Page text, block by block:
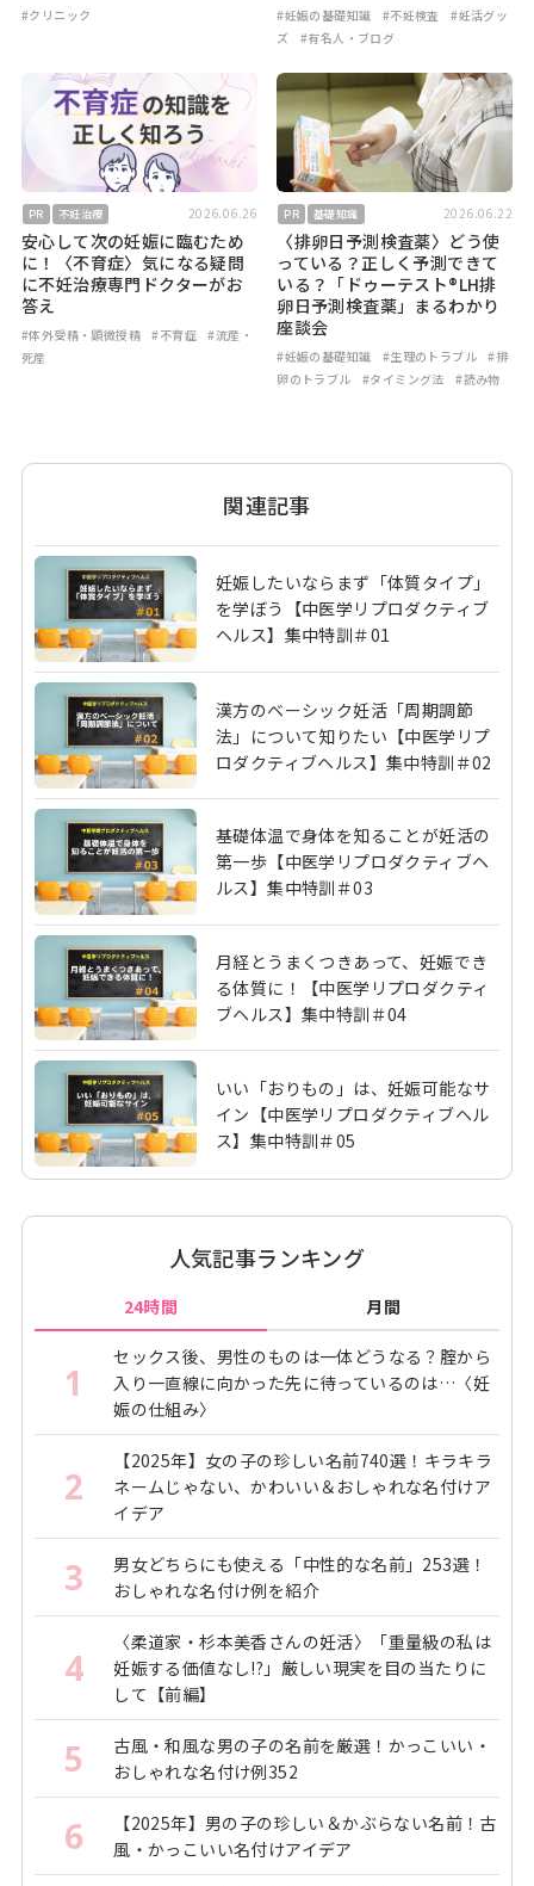
#クリニック #妊娠の基礎知識 #不妊検査
#妊活グッ
ズ
#有名人・ブログ
PR 不妊治療 2026.06.26
安心して次の妊娠に臨むため
に！〈不育症〉気になる疑問
に不妊治療専門ドクターがお
答え
#体外受精・顕微授精 #不育症
#流産・
死産
PR 基礎知識 2026.06.22
〈排卵日予測検査薬〉どう使
っている？正しく予測できて
いる？「ドゥーテスト®LH排
卵日予測検査薬」まるわかり
座談会
#妊娠の基礎知識 #生理のトラブル
#排
卵のトラブル
#タイミング法 #読み物
関連記事
妊娠したいならまず「体質タイプ」
を学ぼう【中医学リプロダクティブ
ヘルス】集中特訓＃01
漢方のベーシック妊活「周期調節
法」について知りたい【中医学リプ
ロダクティブヘルス】集中特訓＃02
基礎体温で身体を知ることが妊活の
第一歩【中医学リプロダクティブヘ
ルス】集中特訓＃03
月経とうまくつきあって、妊娠でき
る体質に！【中医学リプロダクティ
ブヘルス】集中特訓＃04
いい「おりもの」は、妊娠可能なサ
イン【中医学リプロダクティブヘル
ス】集中特訓＃05
人気記事ランキング
24時間 月間
1
セックス後、男性のものは一体どうなる？腟から
入り一直線に向かった先に待っているのは…〈妊
娠の仕組み〉
2
【2025年】女の子の珍しい名前740選！キラキラ
ネームじゃない、かわいい＆おしゃれな名付けア
イデア
3
男女どちらにも使える「中性的な名前」253選！
おしゃれな名付け例を紹介
4
〈柔道家・杉本美香さんの妊活〉「重量級の私は
妊娠する価値なし!?」厳しい現実を目の当たりに
して【前編】
5
古風・和風な男の子の名前を厳選！かっこいい・
おしゃれな名付け例352
6
【2025年】男の子の珍しい＆かぶらない名前！古
風・かっこいい名付けアイデア